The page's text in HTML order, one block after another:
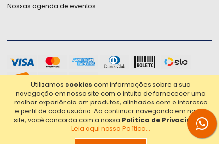
Utilizamos cookies com informações sobre a sua
navegação em nosso site com o intuito de fornececer uma
melhor experiência em produtos, alinhados com o interesse
e perfil de cada usuário. Ao continuar navegando em nosso
site, você concorda com a nossa Política de Privacidade.
Leia aqui nossa Política...
Nossas agenda de eventos
2021© Copyright Poligrafica Bazar Ltda- CNPJ 42.500.090/0001-